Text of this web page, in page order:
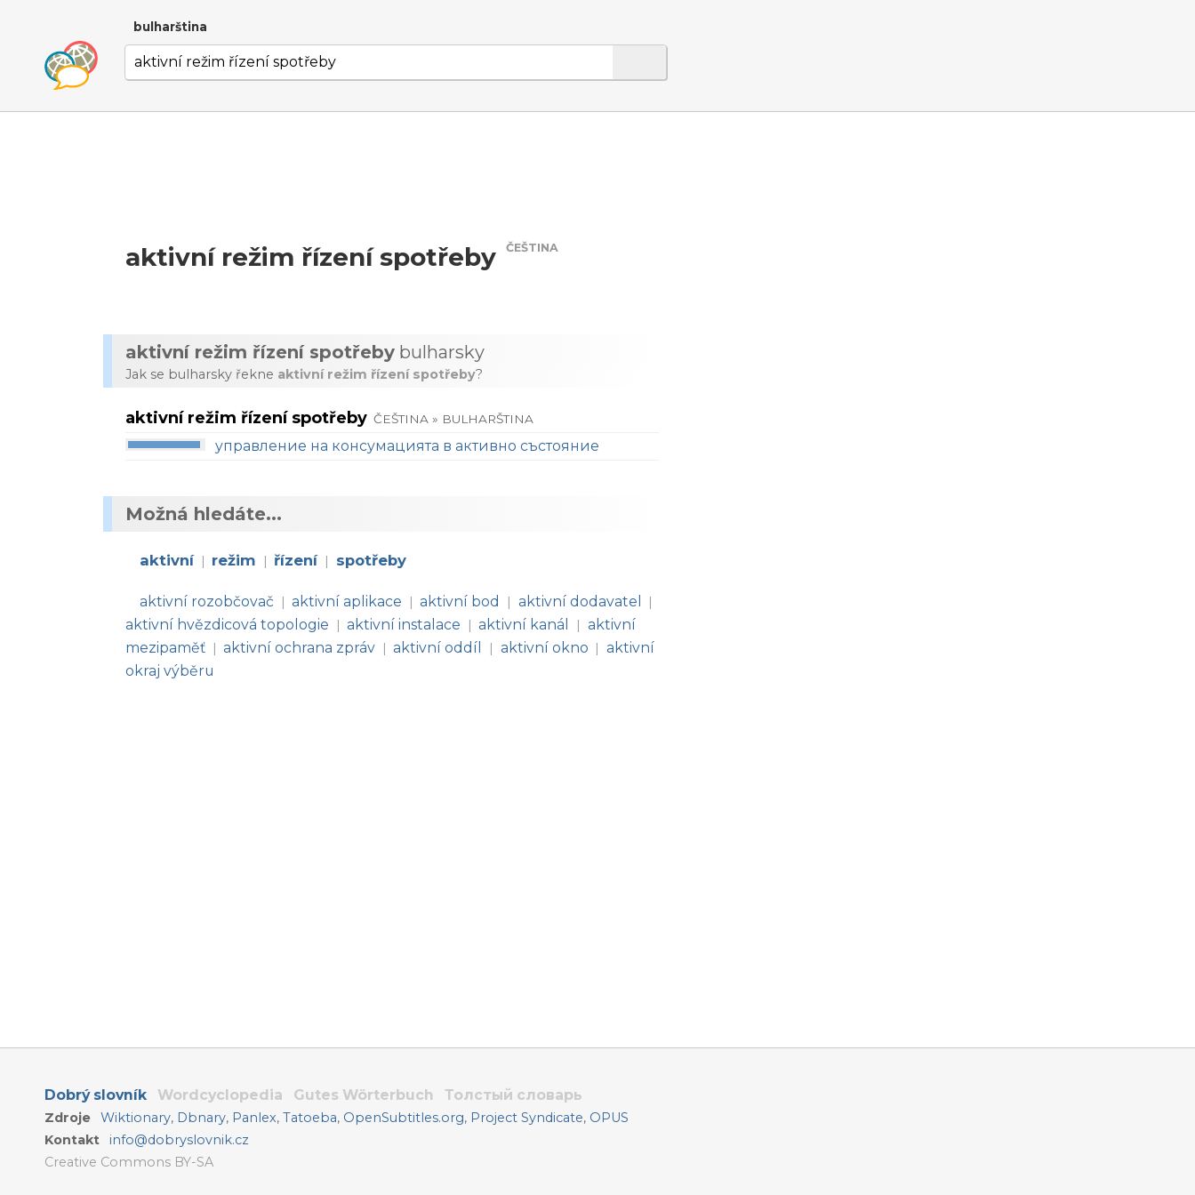
bulharština
aktivní režim řízení spotřeby ČEŠTINA
aktivní režim řízení spotřeby bulharsky
Jak se bulharsky řekne aktivní režim řízení spotřeby?
aktivní režim řízení spotřeby ČEŠTINA » BULHARŠTINA
управление на консумацията в активно състояние
Možná hledáte...
aktivní | režim | řízení | spotřeby
aktivní rozobčovač | aktivní aplikace | aktivní bod | aktivní dodavatel |
aktivní hvězdicová topologie | aktivní instalace | aktivní kanál | aktivní
mezipaměť | aktivní ochrana zpráv | aktivní oddíl | aktivní okno | aktivní
okraj výběru
Dobrý slovník Wordcyclopedia Gutes Wörterbuch Толстый словарь
Zdroje Wiktionary, Dbnary, Panlex,Tatoeba, OpenSubtitles.org, Project Syndicate, OPUS
Kontakt
info@dobryslovnik.cz
Creative Commons BY-SA